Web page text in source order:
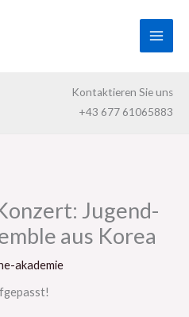
Kontaktieren Sie uns
+43 677 61065883
Jugend-
aus Korea
akademie